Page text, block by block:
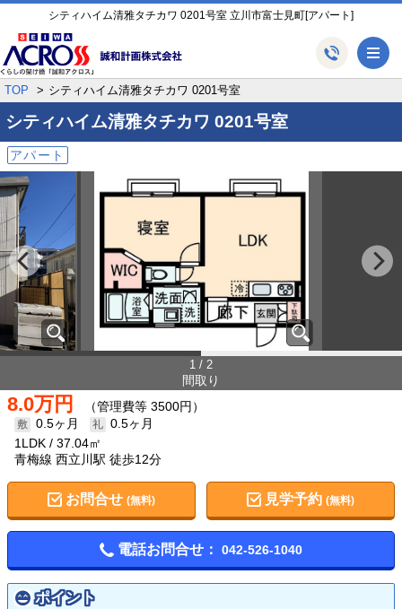
シティハイム清雅タチカワ 0201号室 立川市富士見町[アパート]
TOP シティハイム清雅タチカワ 0201号室
シティハイム清雅タチカワ 0201号室
アパート
1 / 2
間取り
8.0万円 （管理費等 3500円）
0.5ヶ月
0.5ヶ月
1LDK
37.04㎡
青梅線 西立川駅 徒歩12分
お問合せ (無料) 見学予約(無料)
電話お問合せ： 042-526-1040
ポイント